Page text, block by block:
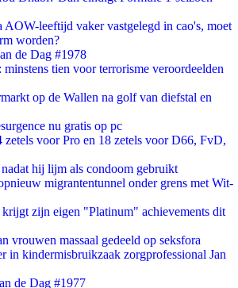
AOW-leeftijd vaker vastgelegd in cao's, moet
worden?
de Dag #1978
minstens tien voor terrorisme veroordeelden
op de Wallen na golf van diefstal en
nu gratis op pc
zetels voor Pro en 18 zetels voor D66, FvD,
hij lijm als condoom gebruikt
migrantentunnel onder grens met Wit-
zijn eigen "Platinum" achievements dit
vrouwen massaal gedeeld op seksfora
in kindermisbruikzaak zorgprofessional Jan
de Dag #1977